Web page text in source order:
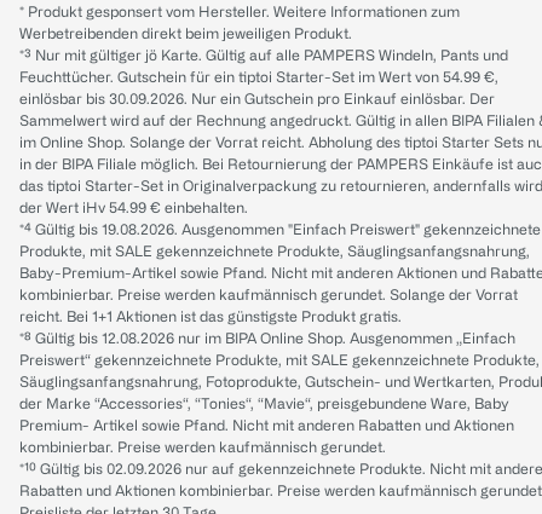
* Produkt gesponsert vom Hersteller. Weitere Informationen zum
Werbetreibenden direkt beim jeweiligen Produkt.
*³ Nur mit gültiger jö Karte. Gültig auf alle PAMPERS Windeln, Pants und
Feuchttücher. Gutschein für ein tiptoi Starter-Set im Wert von 54.99 €,
einlösbar bis 30.09.2026. Nur ein Gutschein pro Einkauf einlösbar. Der
Sammelwert wird auf der Rechnung angedruckt. Gültig in allen BIPA Filialen
im Online Shop. Solange der Vorrat reicht. Abholung des tiptoi Starter Sets
in der BIPA Filiale möglich. Bei Retournierung der PAMPERS Einkäufe ist
das tiptoi Starter-Set in Originalverpackung zu retournieren, andernfalls wird
der Wert iHv 54.99 € einbehalten.
*⁴ Gültig bis 19.08.2026. Ausgenommen "Einfach Preiswert" gekennzeichnete
Produkte, mit SALE gekennzeichnete Produkte, Säuglingsanfangsnahrung,
Baby-Premium-Artikel sowie Pfand. Nicht mit anderen Aktionen und
kombinierbar. Preise werden kaufmännisch gerundet. Solange der Vorrat
reicht. Bei 1+1 Aktionen ist das günstigste Produkt gratis.
*⁸ Gültig bis 12.08.2026 nur im BIPA Online Shop. Ausgenommen „Einfach
Preiswert“ gekennzeichnete Produkte, mit SALE gekennzeichnete Produkte,
Säuglingsanfangsnahrung, Fotoprodukte, Gutschein- und Wertkarten,
der Marke “Accessories“, “Tonies“, “Mavie“, preisgebundene Ware, Baby
Premium- Artikel sowie Pfand. Nicht mit anderen Rabatten und Aktionen
kombinierbar. Preise werden kaufmännisch gerundet.
*¹⁰ Gültig bis 02.09.2026 nur auf gekennzeichnete Produkte. Nicht mit
Rabatten und Aktionen kombinierbar. Preise werden kaufmännisch